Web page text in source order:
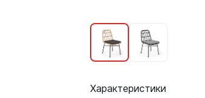
Характеристики